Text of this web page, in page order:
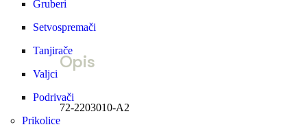
Gruberi
Setvospremači
Tanjirače
Valjci
Podrivači
Prikolice
Opis
72-2203010-A2